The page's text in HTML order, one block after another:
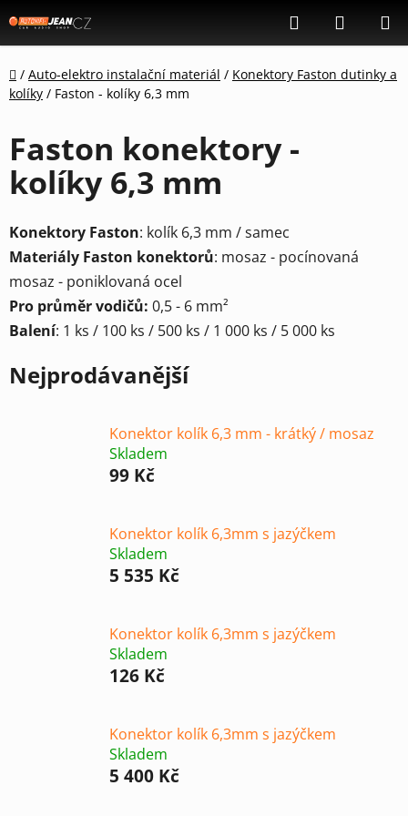
na
obsah
Hledat
KOŠÍK
Domů
/ Auto-elektro instalační materiál / Konektory Faston dutinky a
kolíky / Faston - kolíky 6,3 mm
Faston konektory -
kolíky 6,3 mm
Konektory Faston: kolík 6,3 mm / samec
Materiály Faston konektorů: mosaz - pocínovaná
mosaz - poniklovaná ocel
Pro průměr vodičů: 0,5 - 6 mm²
Balení: 1 ks / 100 ks / 500 ks / 1 000 ks / 5 000 ks
Nejprodávanější
Konektor kolík 6,3 mm - krátký / mosaz
Skladem
99 Kč
Konektor kolík 6,3mm s jazýčkem
Skladem
5 535 Kč
Konektor kolík 6,3mm s jazýčkem
Skladem
126 Kč
Konektor kolík 6,3mm s jazýčkem
Skladem
5 400 Kč